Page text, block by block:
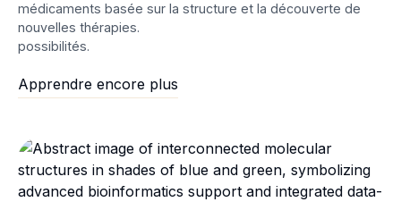
médicaments basée sur la structure et la découverte de
nouvelles thérapies.
possibilités.
Apprendre encore plus